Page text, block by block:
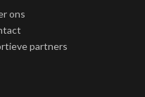
ons
partners